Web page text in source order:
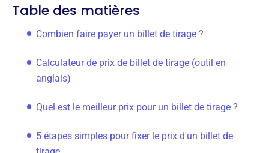
Table des matières
Combien faire payer un billet de tirage ?
Calculateur de prix de billet de tirage (outil en
anglais)
Quel est le meilleur prix pour un billet de tirage ?
5 étapes simples pour fixer le prix d'un billet de